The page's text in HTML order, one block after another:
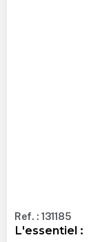
Ref. : 131185
L'essentiel :